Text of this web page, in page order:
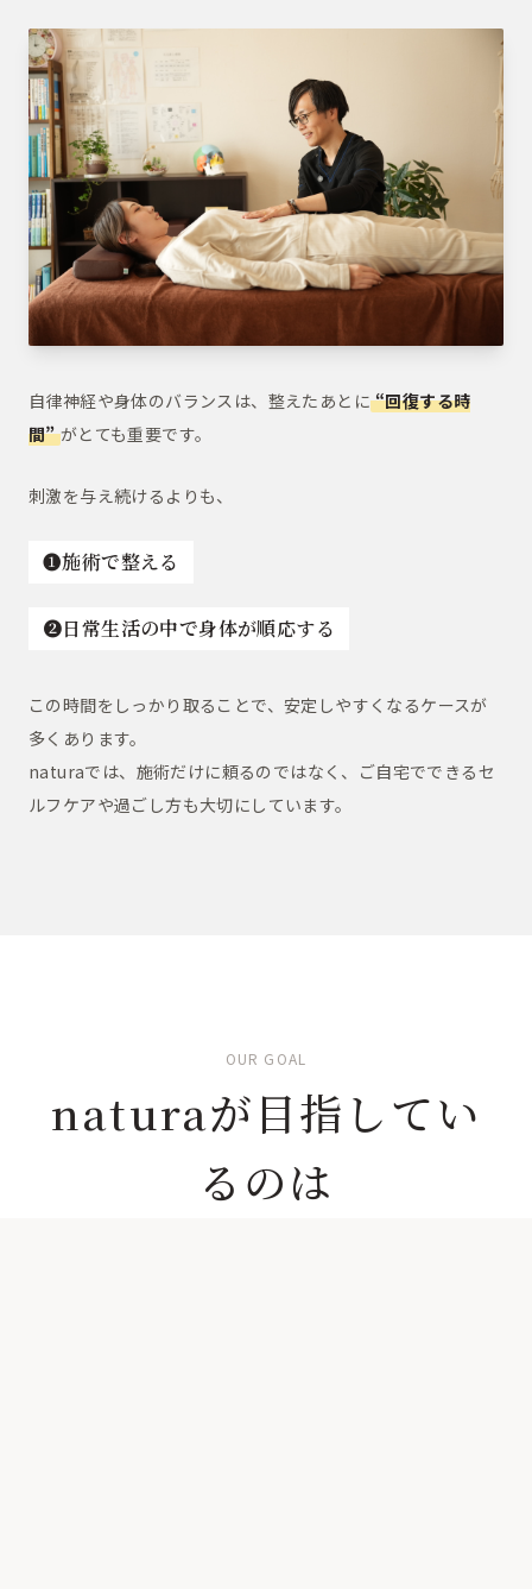
自律神経や身体のバランスは、整えたあとに “回復する時
間” がとても重要です。
刺激を与え続けるよりも、
❶施術で整える
❷日常生活の中で身体が順応する
この時間をしっかり取ることで、安定しやすくなるケースが
多くあります。
naturaでは、施術だけに頼るのではなく、ご自宅でできるセ
ルフケアや過ごし方も大切にしています。
OUR GOAL
naturaが目指してい
るのは